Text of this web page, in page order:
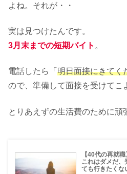
よね。それが・・
実は見つけたんです。
3月末までの短期バイト 。
電話したら「 明日面接にきてく
ので、準備して面接を受けてこ
とりあえずの生活費のために頑
【40代の再就
これはダメだ、
ても行きたくな